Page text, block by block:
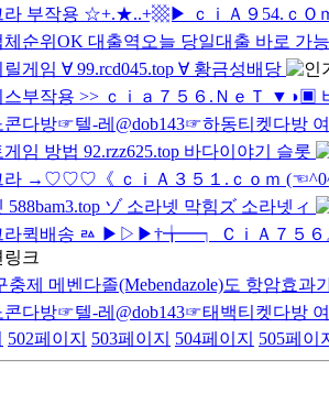
라 부작용 ☆+.★..+▩▶ ｃｉＡ９54.ｃ
체순위OK 대출역오늘 당일대출 바로 가
릴게임 ∀ 99.rcd045.top ∀ 황금성배당
스부작용 >> ｃｉａ７５６.ＮｅＴ ▼◑▣
콘다방☞텔-레@dob143☞하동티켓다방
임 방법 92.rzz625.top 바다이야기 슬롯
라 →♡♡♡《 ｃｉＡ３５１.ｃｏｍ
588bam3.top ゾ 소라넷 막힘ズ 소라넷ィ
라퀵배송 ㅬ ▶▷▶†╈━┑ ＣｉＡ７５６
충제 메벤다졸(Mebendazole)도 항암효
콘다방☞텔-레@dob143☞태백티켓다방
502페이지 503페이지 504페이지 505페이